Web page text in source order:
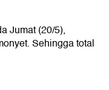
Jumat (20/5),
Sehingga total